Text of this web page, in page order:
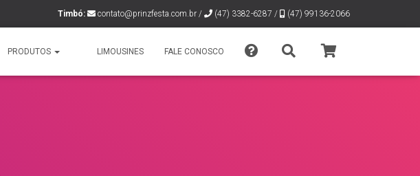
Timbó: contato@prinzfesta.com.br / (47) 3382-6287 / (47) 99136-2066
PRODUTOS LIMOUSINES FALE CONOSCO